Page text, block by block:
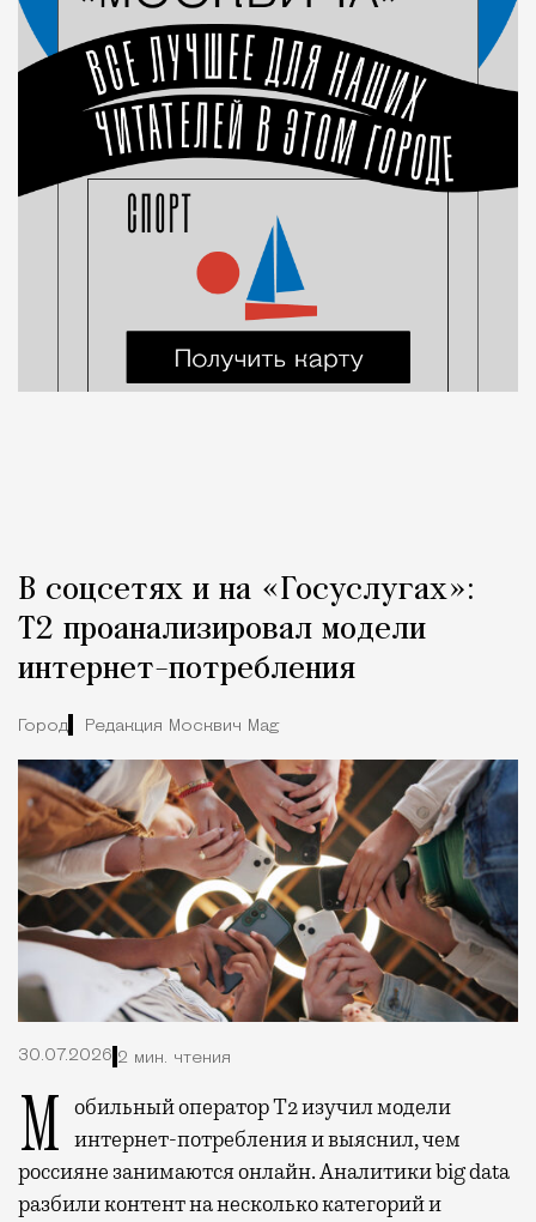
В соцсетях и на «Госуслугах»:
Т2 проанализировал модели
интернет-потребления
Город Редакция Москвич Mag
30.07.2026 2 мин. чтения
Мобильный оператор Т2 изучил модели интернет-потребления и выяснил, чем
россияне занимаются онлайн. Аналитики big data
разбили контент на несколько категорий и